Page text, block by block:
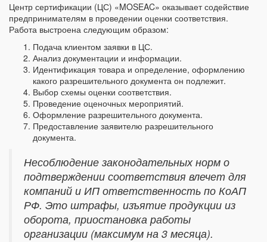
Центр сертификации (ЦС) «MOSEAC» оказывает содействие
предпринимателям в проведении оценки соответствия.
Работа выстроена следующим образом:
Подача клиентом заявки в ЦС.
Анализ документации и информации.
Идентификация товара и определение, оформлению
какого разрешительного документа он подлежит.
Выбор схемы оценки соответствия.
Проведение оценочных мероприятий.
Оформление разрешительного документа.
Предоставление заявителю разрешительного
документа.
Несоблюдение законодательных норм о
подтверждении соответствия влечет для
компаний и ИП ответственность по КоАП
РФ. Это штрафы, изъятие продукции из
оборота, приостановка работы
организации (максимум на 3 месяца).